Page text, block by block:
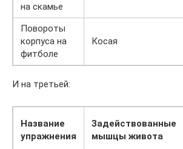
на скамье
Повороты
корпуса на
фитболе
Косая
И на третьей:
Название
упражнения
Задействованные
мышцы живота